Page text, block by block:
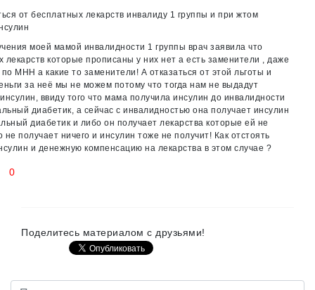
от бесплатных лекарств инвалиду 1 группы и при жтом
моей мамой инвалидности 1 группы врач заявила что
лекарств которые прописаны у них нет а есть заменители , даже
МНН а какие то заменители! А отказаться от этой льготы и
за неё мы не можем потому что тогда нам не выдадут
ввиду того что мама получила инсулин до инвалидности
диабетик, а сейчас с инвалидностью она получает инсулин
диабетик и либо он получает лекарства которые ей не
получает ничего и инсулин тоже не получит! Как отстоять
и денежную компенсацию на лекарства в этом случае ?
0
Поделитесь материалом с друзьями!